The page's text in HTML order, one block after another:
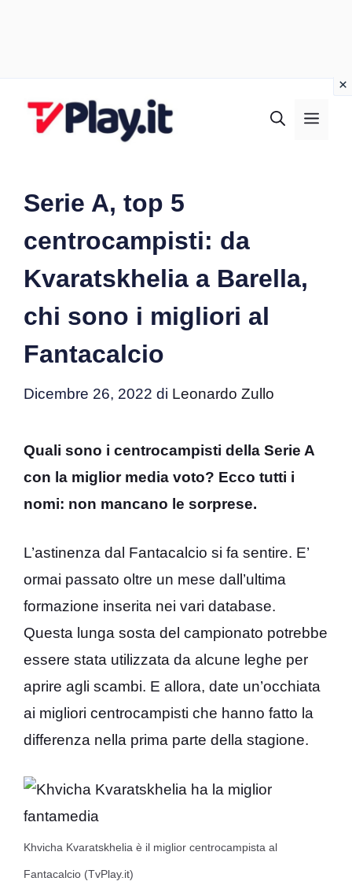
Serie A, top 5
centrocampisti: da
Kvaratskhelia a Barella,
chi sono i migliori al
Fantacalcio
Dicembre 26, 2022 di Leonardo Zullo
Quali sono i centrocampisti della Serie A
con la miglior media voto? Ecco tutti i
nomi: non mancano le sorprese.
L’astinenza dal Fantacalcio si fa sentire. E’
ormai passato oltre un mese dall’ultima
formazione inserita nei vari database.
Questa lunga sosta del campionato potrebbe
essere stata utilizzata da alcune leghe per
aprire agli scambi. E allora, date un’occhiata
ai migliori centrocampisti che hanno fatto la
differenza nella prima parte della stagione.
Khvicha Kvaratskhelia è il miglior centrocampista al
Fantacalcio (TvPlay.it)